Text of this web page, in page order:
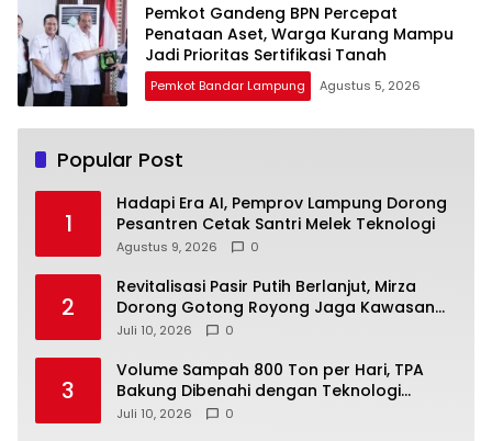
Pemkot Gandeng BPN Percepat
Penataan Aset, Warga Kurang Mampu
Jadi Prioritas Sertifikasi Tanah
Pemkot Bandar Lampung Agustus 5, 2026
Popular Post
1
Hadapi Era AI, Pemprov Lampung Dorong
Pesantren Cetak Santri Melek Teknologi
Agustus 9, 2026 0
2
Revitalisasi Pasir Putih Berlanjut, Mirza
Dorong Gotong Royong Jaga Kawasan
Wisata
Juli 10, 2026 0
3
Volume Sampah 800 Ton per Hari, TPA
Bakung Dibenahi dengan Teknologi
Ramah Lingkungan
Juli 10, 2026 0